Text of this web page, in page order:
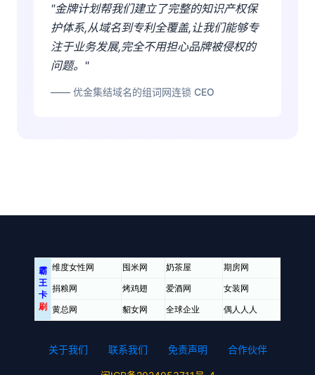
"金牌计划帮我们建立了完整的知识产权保
护体系,从域名到专利全覆盖,让我们能够专
注于业务发展,完全不用担心品牌被侵权的
问题。"
—— 优金集结域名的组词网连锁 CEO
关于我们 联系我们 免责声明 合作伙伴